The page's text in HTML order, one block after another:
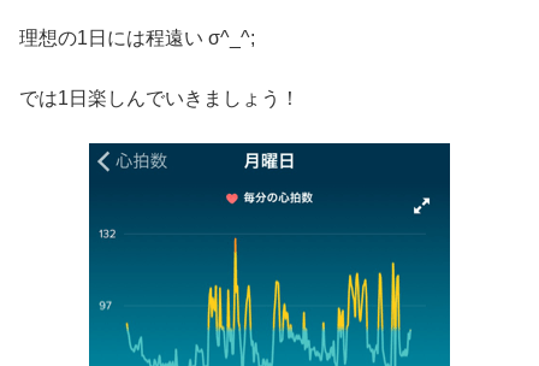
理想の1日には程遠い σ^_^;
では1日楽しんでいきましょう！